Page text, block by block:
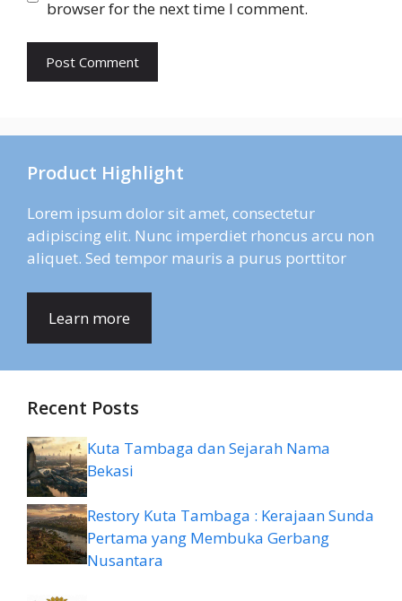
browser for the next time I comment.
Product Highlight
Lorem ipsum dolor sit amet, consectetur
adipiscing elit. Nunc imperdiet rhoncus arcu non
aliquet. Sed tempor mauris a purus porttitor
Learn more
Recent Posts
Kuta Tambaga dan Sejarah Nama
Bekasi
Restory Kuta Tambaga : Kerajaan Sunda
Pertama yang Membuka Gerbang
Nusantara